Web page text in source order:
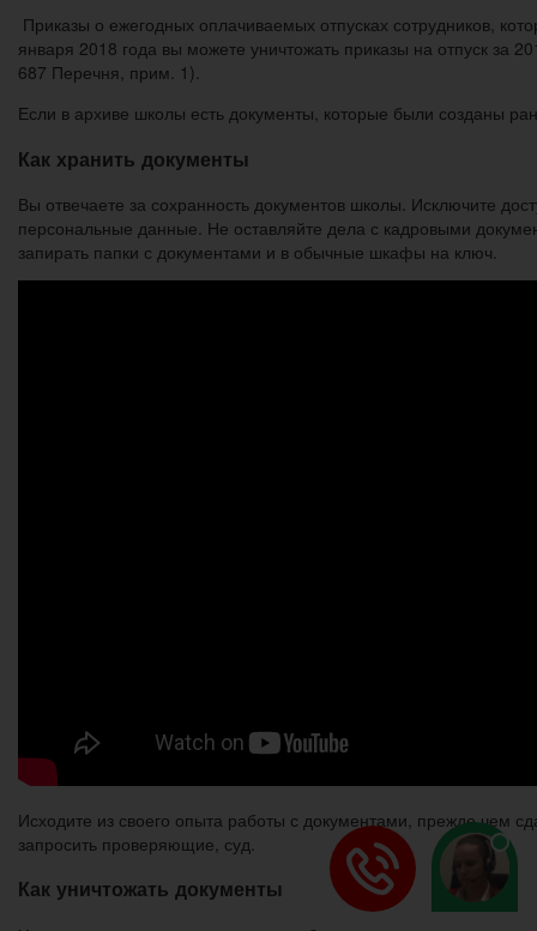
Приказы о ежегодных оплачиваемых отпусках сотрудников,
января 2018 года вы можете уничтожать приказы на отпуск за
687 Перечня, прим. 1).
Если в архиве школы есть документы, которые были созданы
Как хранить документы
Вы отвечаете за сохранность документов школы. Исключите
персональные данные. Не оставляйте дела с кадровыми
запирать папки с документами и в обычные шкафы на ключ.
Исходите из своего опыта работы с документами, прежде чем
запросить проверяющие, суд.
Как уничтожать документы